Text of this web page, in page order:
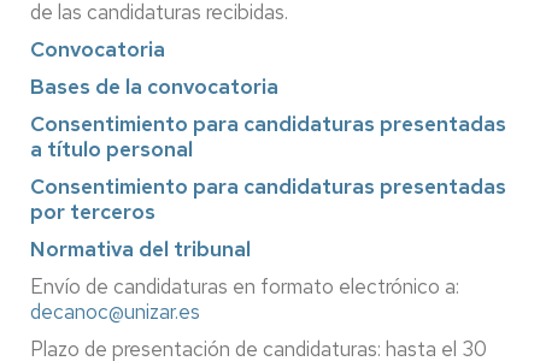
de las candidaturas recibidas.
Convocatoria
Bases de la convocatoria
Consentimiento para candidaturas presentadas
a título personal
Consentimiento para candidaturas presentadas
por terceros
Normativa del tribunal
Envío de candidaturas en formato electrónico a:
decanoc@unizar.es
Plazo de presentación de candidaturas: hasta el 30